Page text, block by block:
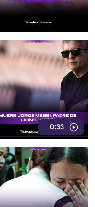
0:33